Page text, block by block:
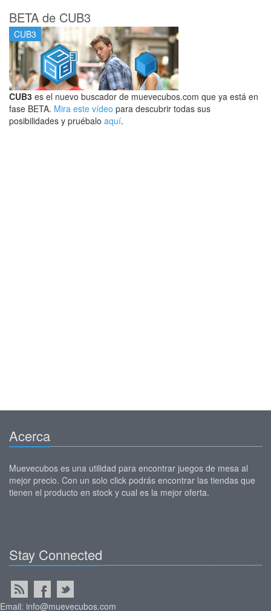
BETA de CUB3
CUB3
CUB3 es el nuevo buscador de muevecubos.com que ya está en
fase BETA. Mira este vídeo para descubrir todas sus
posibilidades y pruébalo aquí.
Acerca
Muevecubos es una utilidad para encontrar juegos de mesa al
mejor precio. Con un solo click podrás encontrar las tiendas que
tienen el producto en stock y cual es la mejor oferta.
Stay Connected
Email: info@muevecubos.com